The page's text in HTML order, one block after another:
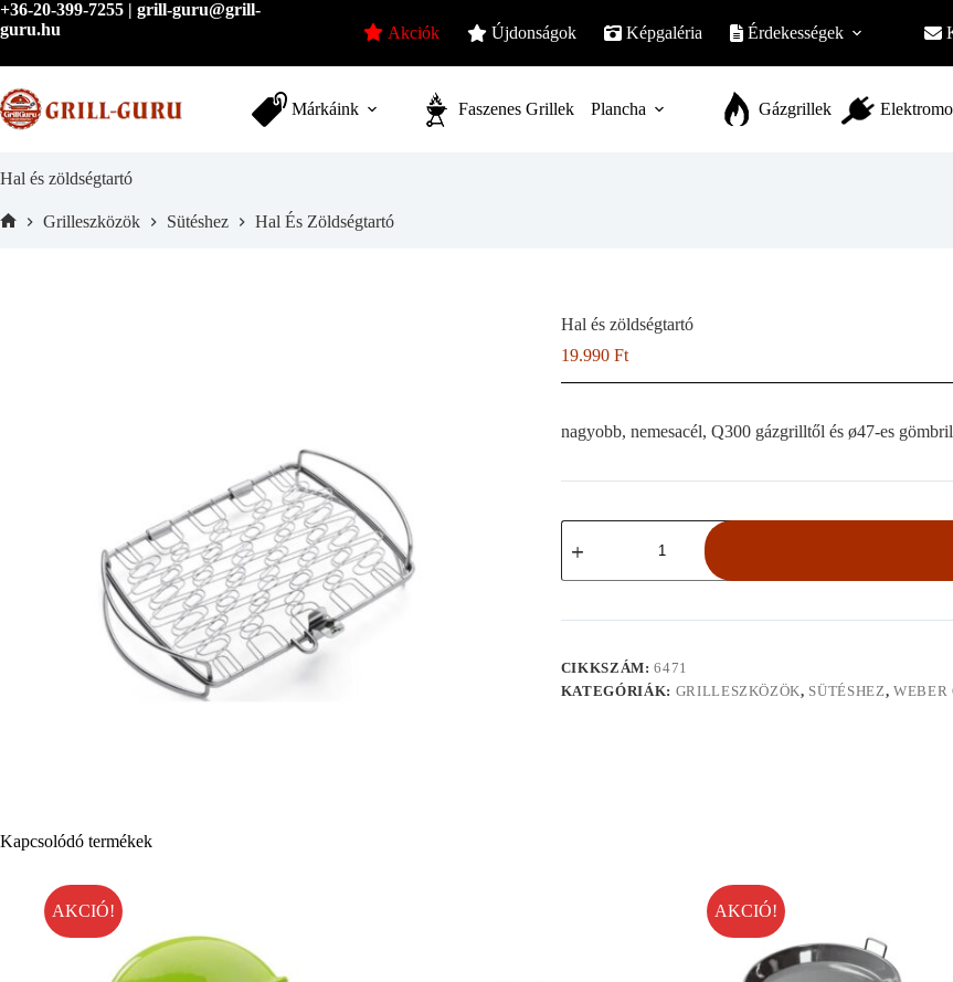
Skip
to
+36-20-399-7255 | grill-guru@grill-
guru.hu
Akciók Újdonságok Képgaléria Érdekességek
Márkáink Faszenes Grillek Plancha Gázgrillek
Hal és zöldségtartó
Grilleszközök Sütéshez Hal És Zöldségtartó
Hal és zöldségtartó
19.990 Ft
nagyobb, nemesacél, Q300 gázgrilltől és ø47-es
Hal
és
mennyiség
CIKKSZÁM:6471
KATEGÓRIÁK: GRILLESZKÖZÖK, SÜTÉSHEZ, WEBER
Kapcsolódó termékek
AKCIÓ! AKCIÓ!